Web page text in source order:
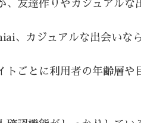
、友達作りやカジュアル
、カジュアルな出会いな
ごとに利用者の年齢層